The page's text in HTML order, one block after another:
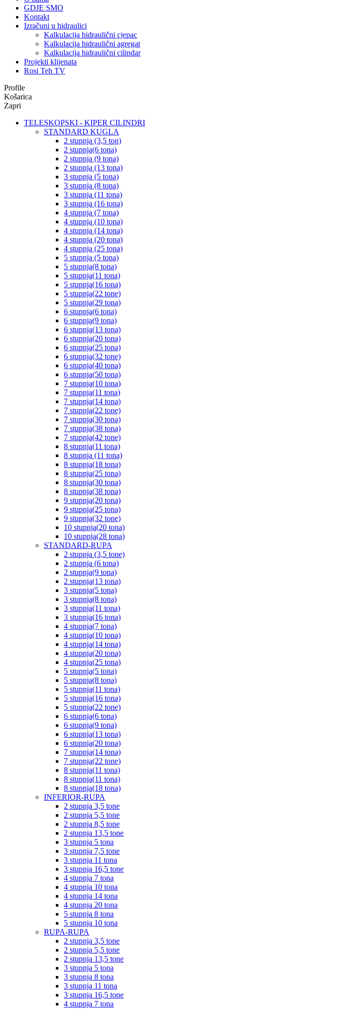
GDJE SMO
Kontakt
Izračuni u hidraulici
Kalkulacija hidraulični cjepac
Kalkulacija hidraulični agregat
Kalkulacija hidraulični cilindar
Projekti klijenata
Rosi Teh TV
Profile
Košarica
Zapri
TELESKOPSKI - KIPER CILINDRI
STANDARD KUGLA
2 stupnja (3,5 ton)
2 stupnja(6 tona)
2 stupnja (9 tona)
2 stupnja (13 tona)
3 stupnja (5 tona)
3 stupnja (8 tona)
3 stupnja (11 tona)
3 stupnja (16 tona)
4 stupnja (7 tona)
4 stupnja (10 tona)
4 stupnja (14 tona)
4 stupnja (20 tona)
4 stupnja (25 tona)
5 stupnja (5 tona)
5 stupnja(8 tona)
5 stupnja(11 tona)
5 stupnja(16 tona)
5 stupnja(22 tone)
5 stupnja(29 tona)
6 stupnja(6 tona)
6 stupnja(9 tona)
6 stupnja(13 tona)
6 stupnja(20 tona)
6 stupnja(25 tona)
6 stupnja(32 tone)
6 stupnja(40 tona)
6 stupnja(50 tona)
7 stupnja(10 tona)
7 stupnja(11 tona)
7 stupnja(14 tona)
7 stupnja(22 tone)
7 stupnja(30 tona)
7 stupnja(38 tona)
7 stupnja(42 tone)
8 stupnja(11 tona)
8 stupnja (11 tona)
8 stupnja(18 tona)
8 stupnja(25 tona)
8 stupnja(30 tona)
8 stupnja(38 tona)
9 stupnja(20 tona)
9 stupnja(25 tona)
9 stupnja(32 tone)
10 stupnja(20 tona)
10 stupnja(28 tona)
STANDARD-RUPA
2 stupnja (3,5 tone)
2 stupnja (6 tona)
2 stupnja(9 tona)
2 stupnja(13 tona)
3 stupnja(5 tona)
3 stupnja(8 tona)
3 stupnja(11 tona)
3 stupnja(16 tona)
4 stupnja(7 tona)
4 stupnja(10 tona)
4 stupnja(14 tona)
4 stupnja(20 tona)
4 stupnja(25 tona)
5 stupnja(5 tona)
5 stupnja(8 tona)
5 stupnja(11 tona)
5 stupnja(16 tona)
5 stupnja(22 tone)
6 stupnja(6 tona)
6 stupnja(9 tona)
6 stupnja(13 tona)
6 stupnja(20 tona)
7 stupnja(14 tona)
7 stupnja(22 tone)
8 stupnja(11 tona)
8 stupnja(11 tona)
8 stupnja(18 tona)
INFERIOR-RUPA
2 stupnja 3,5 tone
2 stupnja 5,5 tone
2 stupnja 8,5 tone
2 stupnja 13,5 tone
3 stupnja 5 tona
3 stupnja 7,5 tone
3 stupnja 11 tona
3 stupnja 16,5 tone
4 stupnja 7 tona
4 stupnja 10 tona
4 stupnja 14 tona
4 stupnja 20 tona
5 stupnja 8 tona
5 stupnja 10 tona
RUPA-RUPA
2 stupnja 3,5 tone
2 stupnja 5,5 tone
2 stupnja 13,5 tone
3 stupnja 5 tona
3 stupnja 8 tona
3 stupnja 11 tona
3 stupnja 16,5 tone
4 stupnja 7 tona